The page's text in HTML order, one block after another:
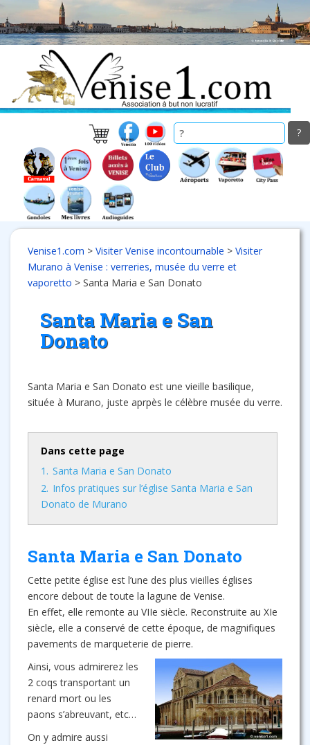
to
main
Venise1.com > Visiter Venise incontournable > Visiter
Murano à Venise : verreries, musée du verre et
vaporetto > Santa Maria e San Donato
Santa Maria e San
Donato
Santa Maria e San Donato est une vieille basilique,
située à Murano, juste aprpès le célèbre musée du verre.
Dans cette page
1. Santa Maria e San Donato
2. Infos pratiques sur l’église Santa Maria e San
Donato de Murano
Santa Maria e San Donato
Cette petite église est l’une des plus vieilles églises
encore debout de toute la lagune de Venise.
En effet, elle remonte au VIIe siècle. Reconstruite au XIe
siècle, elle a conservé de cette époque, de magnifiques
pavements de marqueterie de pierre.
Ainsi, vous admirerez les
2 coqs transportant un
renard mort ou les
paons s’abreuvant, etc…
On y admire aussi